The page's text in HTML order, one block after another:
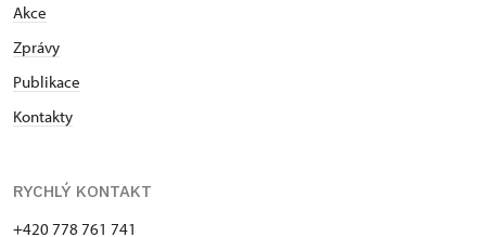
Akce
Zprávy
Publikace
Kontakty
RYCHLÝ KONTAKT
+420 778 761 741